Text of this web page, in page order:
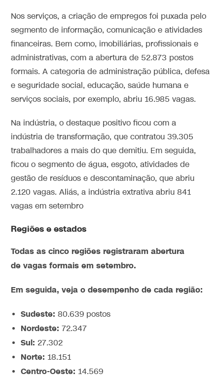
Nos serviços, a criação de empregos foi puxada pelo
segmento de informação, comunicação e atividades
financeiras. Bem como, imobiliárias, profissionais e
administrativas, com a abertura de 52.873 postos
formais. A categoria de administração pública, defesa
e seguridade social, educação, saúde humana e
serviços sociais, por exemplo, abriu 16.985 vagas.
Na indústria, o destaque positivo ficou com a
indústria de transformação, que contratou 39.305
trabalhadores a mais do que demitiu. Em seguida,
ficou o segmento de água, esgoto, atividades de
gestão de resíduos e descontaminação, que abriu
2.120 vagas. Aliás, a indústria extrativa abriu 841
vagas em setembro
Regiões e estados
Todas as cinco regiões registraram abertura
de vagas formais em setembro.
Em seguida, veja o desempenho de cada região:
Sudeste: 80.639 postos
Nordeste: 72.347
Sul: 27.302
Norte: 18.151
Centro-Oeste: 14.569